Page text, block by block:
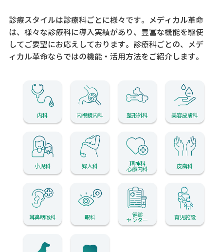
診療スタイルは診療科ごとに様々です。メディカル革命
は、様々な診療科に導入実績があり、 豊富な機能を駆使
してご要望にお応えしております。 診療科ごとの、メデ
ィカル革命ならではの機能・活用方法をご紹介します。
内科 内視鏡内科 整形外科 美容皮膚科
小児科 婦人科 精神科
心療内科 皮膚科
耳鼻咽喉科 眼科 健診
センター 育児施設